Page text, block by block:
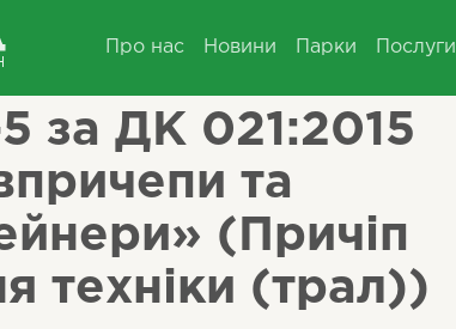
Про нас Новини Парки Послуги
за ДК 021:2015
та
(Причіп
техніки (трал))